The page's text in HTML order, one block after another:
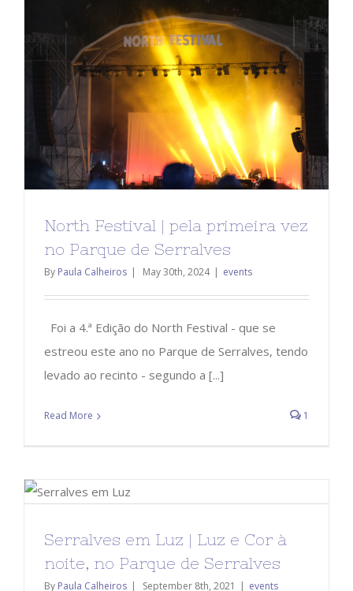
North Festival | pela primeira vez
no Parque de Serralves
By Paula Calheiros | May 30th, 2024 | events
Foi a 4.ª Edição do North Festival - que se
estreou este ano no Parque de Serralves, tendo
levado ao recinto - segundo a [...]
Read More 1
Serralves em Luz | Luz e Cor à
noite, no Parque de Serralves
By Paula Calheiros | September 8th, 2021 | events